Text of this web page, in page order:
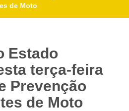
de Moto
Estado
terça-feira
Prevenção
de Moto